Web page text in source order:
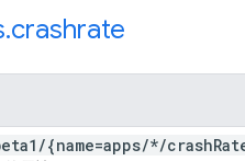
.crashrate
/{name=apps/*/crash